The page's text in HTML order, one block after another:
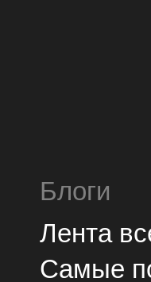
Блоги
Лента
Самые